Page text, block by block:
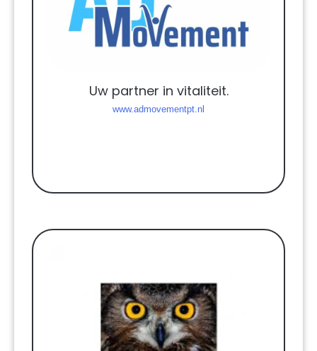
Uw partner in vitaliteit.
www.admovementpt.nl